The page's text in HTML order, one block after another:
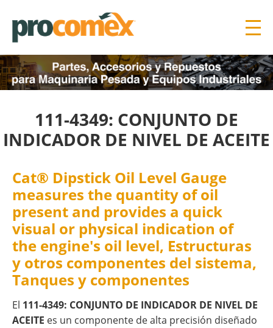
111-4349: CONJUNTO DE
INDICADOR DE NIVEL DE ACEITE
Cat® Dipstick Oil Level Gauge
measures the quantity of oil
present and provides a quick
visual or physical indication of
the engine's oil level, Estructuras
y otros componentes del sistema,
Tanques y componentes
El 111-4349: CONJUNTO DE INDICADOR DE NIVEL DE
ACEITE es un componente de alta precisión diseñado